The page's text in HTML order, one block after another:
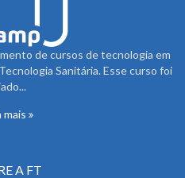
de cursos de tecnologia em
Sanitária. Esse curso foi
mais
A FT